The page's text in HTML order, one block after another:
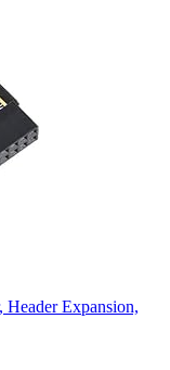
Header Expansion,